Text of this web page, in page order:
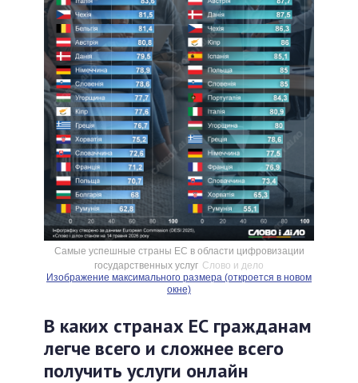
Самые успешные страны ЕС в области цифровизации
государственных услуг Слово и дело
Изображение максимального размера (откроется в новом
окне)
В каких странах ЕС гражданам
легче всего и сложнее всего
получить услуги онлайн